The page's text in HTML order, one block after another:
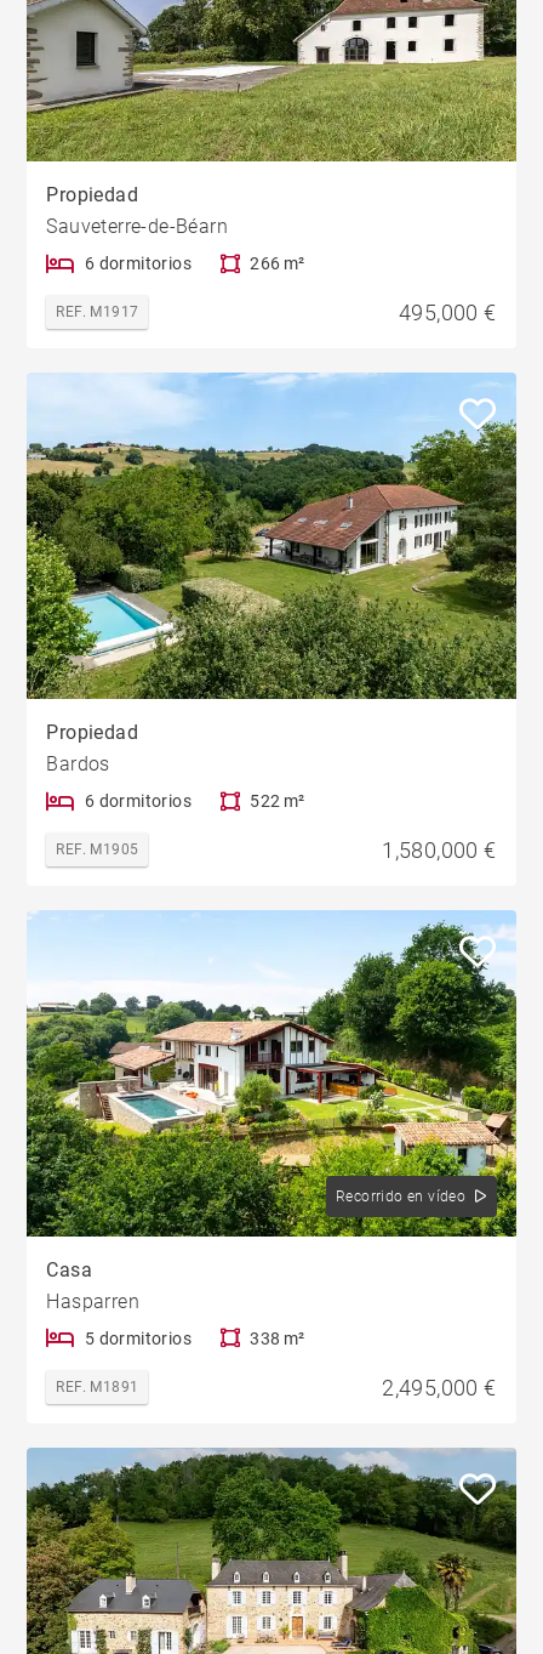
Propiedad
Sauveterre-de-Béarn
6 dormitorios 266 m²
REF. M1917 495,000 €
Propiedad
Bardos
6 dormitorios 522 m²
REF. M1905 1,580,000 €
Recorrido en vídeo
Casa
Hasparren
5 dormitorios 338 m²
REF. M1891 2,495,000 €